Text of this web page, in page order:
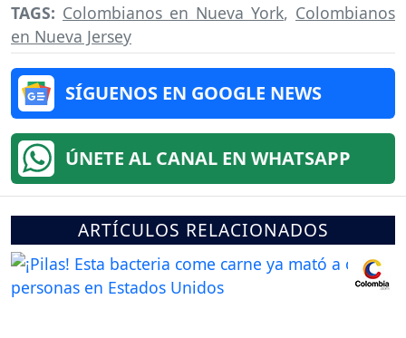
TAGS: Colombianos en Nueva York, Colombianos
en Nueva Jersey
SÍGUENOS EN GOOGLE NEWS
ÚNETE AL CANAL EN WHATSAPP
ARTÍCULOS RELACIONADOS